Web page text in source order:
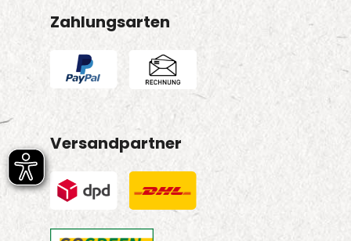
Zahlungsarten
Versandpartner